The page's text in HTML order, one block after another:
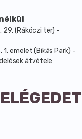
29. (Rákóczi tér) -
1. emelet (Bikás Park) -
átvétele